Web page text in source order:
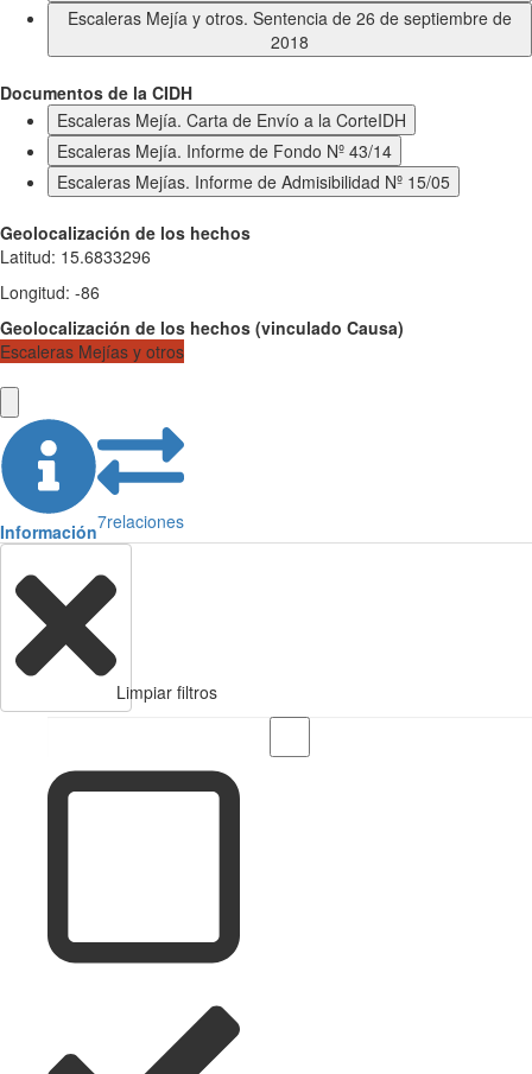
Escaleras Mejía y otros. Sentencia de 26 de septiembre de
2018
Documentos de la CIDH
Escaleras Mejía. Carta de Envío a la CorteIDH
Escaleras Mejía. Informe de Fondo Nº 43/14
Escaleras Mejías. Informe de Admisibilidad Nº 15/05
Geolocalización de los hechos
Latitud: 15.6833296
Longitud: -86
Geolocalización de los hechos (vinculado Causa)
Escaleras Mejías y otros
Información7relaciones
Limpiar filtros